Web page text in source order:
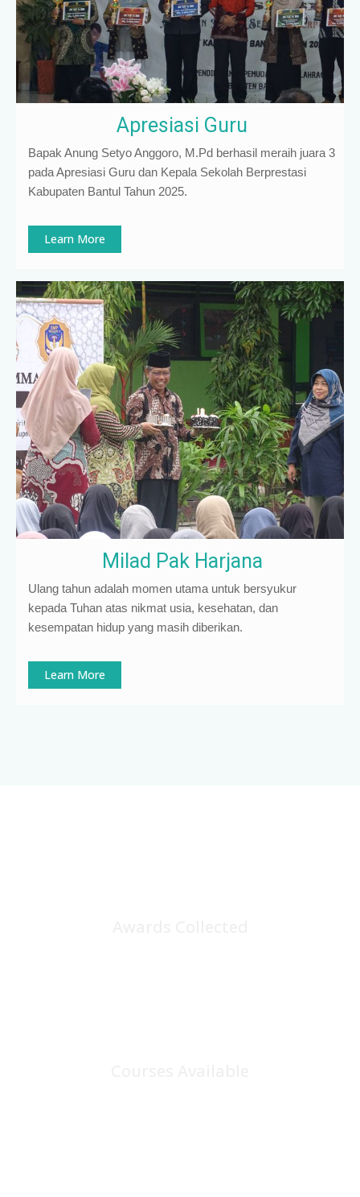
Apresiasi Guru
Bapak Anung Setyo Anggoro, M.Pd berhasil meraih juara 3
pada Apresiasi Guru dan Kepala Sekolah Berprestasi
Kabupaten Bantul Tahun 2025.
Learn More
Milad Pak Harjana
Ulang tahun adalah momen utama untuk bersyukur
kepada Tuhan atas nikmat usia, kesehatan, dan
kesempatan hidup yang masih diberikan.
Learn More